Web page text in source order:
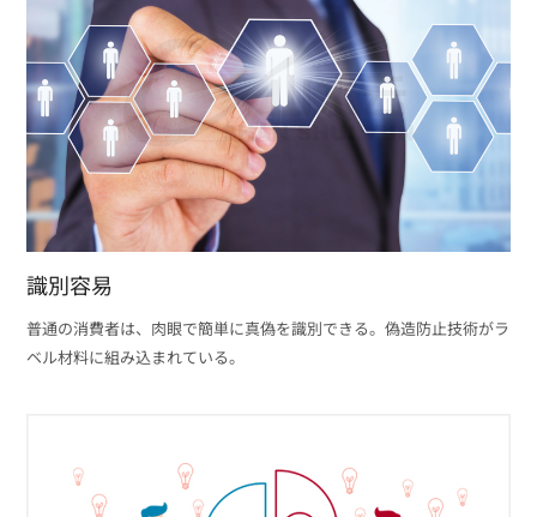
識別容易
普通の消費者は、肉眼で簡単に真偽を識別できる。偽造防止技術がラ
ベル材料に組み込まれている。